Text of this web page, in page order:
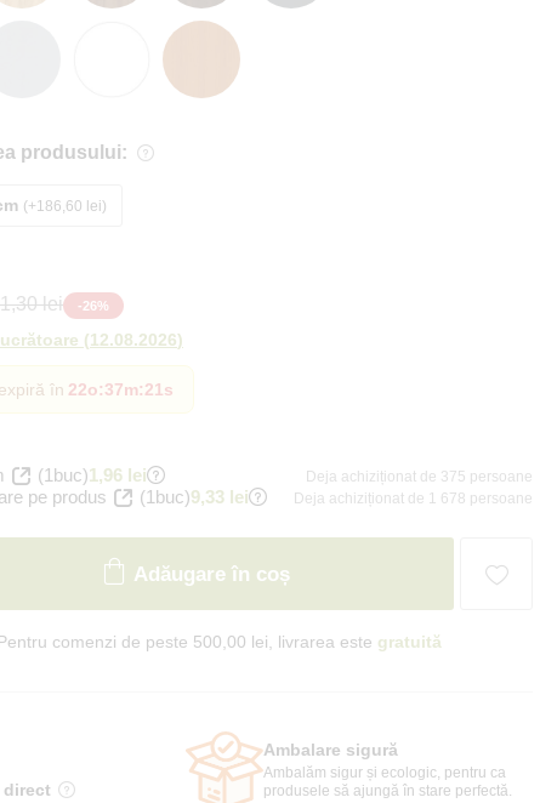
produsului:
+186,60 lei
lei -26%
(12.08.2026)
în 22o:37m:20s
(1buc)1,96 lei Deja achiziționat de 375 persoane
pe produs (1buc)9,33 lei Deja achiziționat de 1 678 persoane
Adăugare în coș
comenzi de peste 500,00 lei, livrarea este gratuită
direct
Ambalare sigură
Ambalăm sigur și ecologic, pentru ca
produsele să ajungă în stare perfectă.